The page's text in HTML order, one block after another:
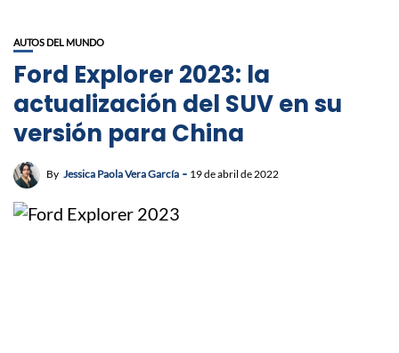
AUTOS DEL MUNDO
Ford Explorer 2023: la
actualización del SUV en su
versión para China
By Jessica Paola Vera García 19 de abril de 2022